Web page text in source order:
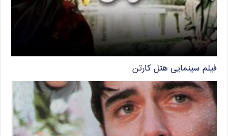
فیلم سینمایی هتل کارتن